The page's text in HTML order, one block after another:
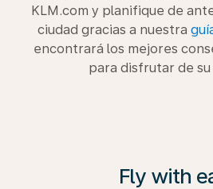
KLM.com y planifique de
ciudad gracias a nuestra
encontrará los mejores
para disfrutar de su
Fly with